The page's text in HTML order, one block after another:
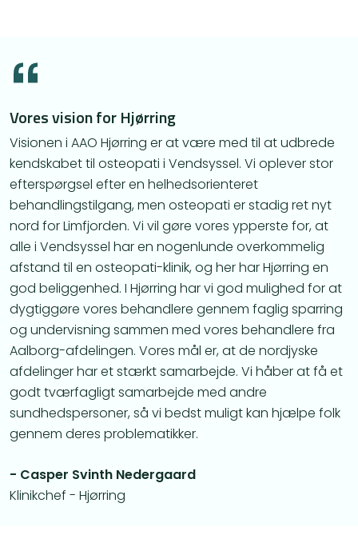
Vores vision for Hjørring
Visionen i AAO Hjørring er at være med til at udbrede
kendskabet til osteopati i Vendsyssel. Vi oplever stor
efterspørgsel efter en helhedsorienteret
behandlingstilgang, men osteopati er stadig ret nyt
nord for Limfjorden. Vi vil gøre vores ypperste for, at
alle i Vendsyssel har en nogenlunde overkommelig
afstand til en osteopati-klinik, og her har Hjørring en
god beliggenhed. I Hjørring har vi god mulighed for at
dygtiggøre vores behandlere gennem faglig sparring
og undervisning sammen med vores behandlere fra
Aalborg-afdelingen. Vores mål er, at de nordjyske
afdelinger har et stærkt samarbejde. Vi håber at få et
godt tværfagligt samarbejde med andre
sundhedspersoner, så vi bedst muligt kan hjælpe folk
gennem deres problematikker.
- Casper Svinth Nedergaard
Klinikchef - Hjørring